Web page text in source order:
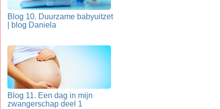
Blog 10. Duurzame babyuitzet
| blog Daniela
Blog 11. Een dag in mijn
zwangerschap deel 1